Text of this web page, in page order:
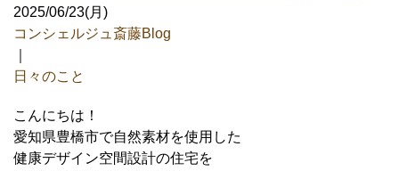
2025/06/23(月)
コンシェルジュ斎藤Blog
日々のこと
こんにちは！
愛知県豊橋市で自然素材を使用した
健康デザイン空間設計の住宅を